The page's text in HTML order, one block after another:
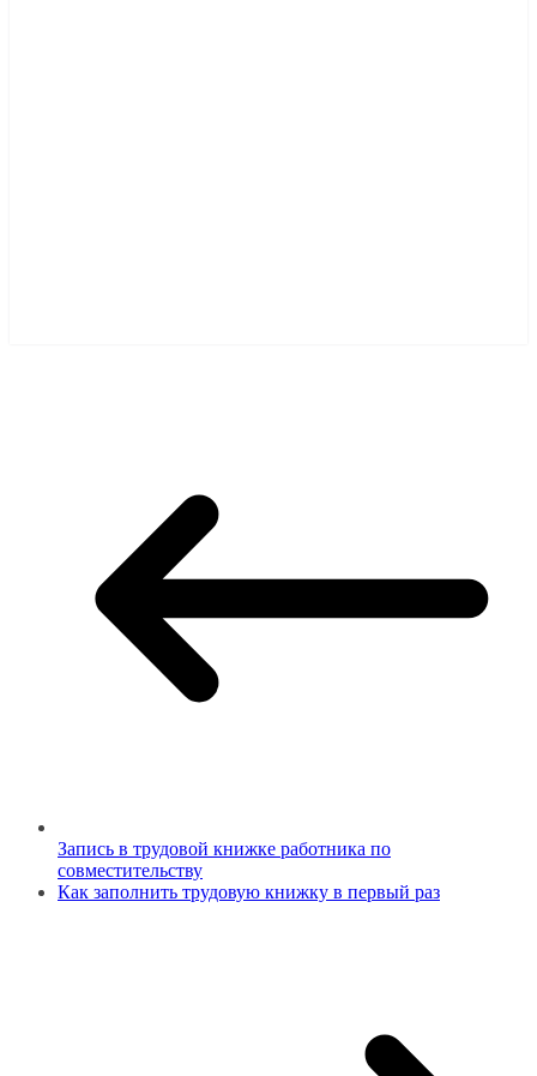
Запись в трудовой книжке работника по
совместительству
Как заполнить трудовую книжку в первый раз